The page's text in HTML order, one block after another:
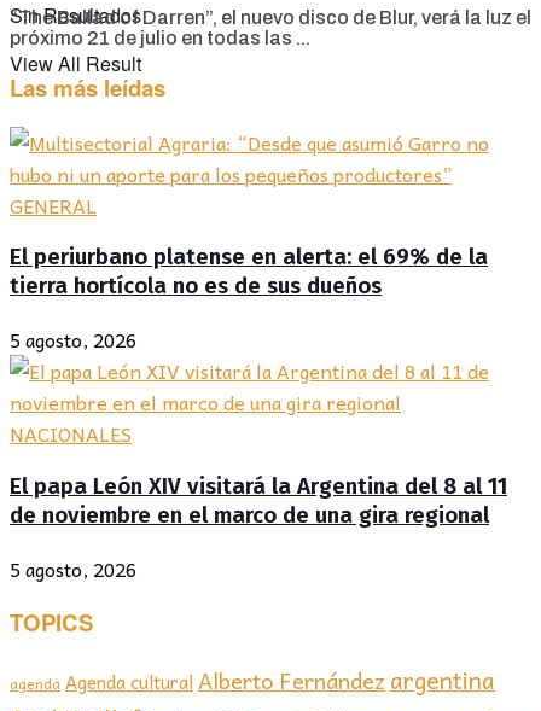
Sin Resultados
View All Result
“The Ballad of Darren”, el nuevo disco de Blur, verá la luz el
próximo 21 de julio en todas las ...
Las más leídas
GENERAL
El periurbano platense en alerta: el 69% de la
tierra hortícola no es de sus dueños
5 agosto, 2026
NACIONALES
El papa León XIV visitará la Argentina del 8 al 11
de noviembre en el marco de una gira regional
5 agosto, 2026
TOPICS
agenda Agenda culturalAlberto Fernández argentina